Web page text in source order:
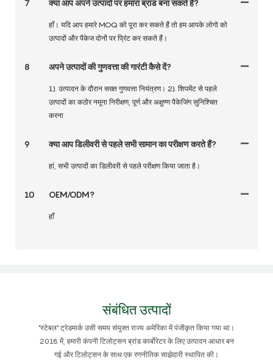
7 क्या आप अपने उत्पादों पर हमारा ब्रांड बना सकते हैं?
हाँ। यदि आप हमारे MOQ को पूरा कर सकते हैं तो हम आपके लोगो को
उत्पादों और पैकेज दोनों पर प्रिंट कर सकते हैं।
8 अपने उत्पादों की गुणवत्ता की गारंटी कैसे दें?
1). उत्पादन के दौरान सख्त गुणवत्ता नियंत्रण। 2). शिपमेंट से पहले
उत्पादों का कठोर नमूना निरीक्षण, पूर्ण और अक्षुण्ण पैकेजिंग सुनिश्चित
करना
9 क्या आप डिलीवरी से पहले सभी सामान का परीक्षण करते हैं?
हां, सभी उत्पादों का डिलीवरी से पहले परीक्षण किया जाता है।
10 OEM/ODM?
हाँ
संबंधित उत्पादों
"स्टेबल" ट्रेडमार्क उसी समय संयुक्त राज्य अमेरिका में पंजीकृत किया गया था।
2018 में, हमारी कंपनी टिलोट्सन ब्रांड कार्बोरेटर के लिए उत्पादन आधार बन
गई और टिलोट्सन के साथ एक रणनीतिक साझेदारी स्थापित की।